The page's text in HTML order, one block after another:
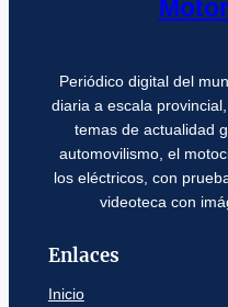
Periódico digital del
diaria a escala
temas de actualidad
automovilismo, el
los eléctricos, con
videoteca con
Enlaces
Inicio